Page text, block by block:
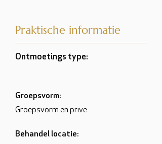
Praktische informatie
Ontmoetings type:
Groepsvorm:
Groepsvorm en prive
Behandel locatie: